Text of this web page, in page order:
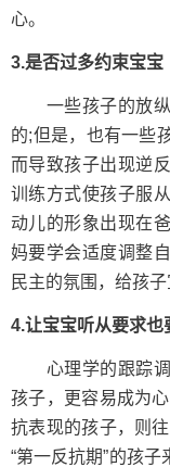
心。
3.是否过多约束宝宝
一些孩子的放纵
的;但是，也有一些
而导致孩子出现逆
训练方式使孩子服
动儿的形象出现在
妈要学会适度调整
民主的氛围，给孩
4.让宝宝听从要求也
心理学的跟踪调
孩子，更容易成为
抗表现的孩子，则
“第一反抗期”的孩